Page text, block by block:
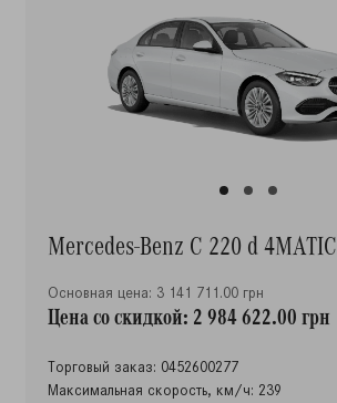
Mercedes-Benz C 220 d 4MATIC
Основная цена: 3 141 711.00 грн
Цена со скидкой: 2 984 622.00 грн
Торговый заказ: 0452600277
Максимальная скорость, км/ч: 239